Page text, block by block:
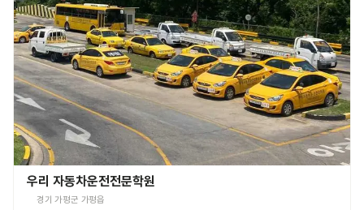
우리 자동차운전전문학원
경기 가평군 가평읍